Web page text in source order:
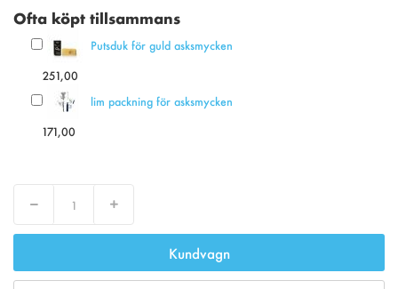
Ofta köpt tillsammans
Putsduk för guld asksmycken
251,00
lim packning för asksmycken
171,00
Decrease Increase
Kundvagn